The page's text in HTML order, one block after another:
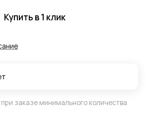
Купить в 1 клик
заказе минимального количества